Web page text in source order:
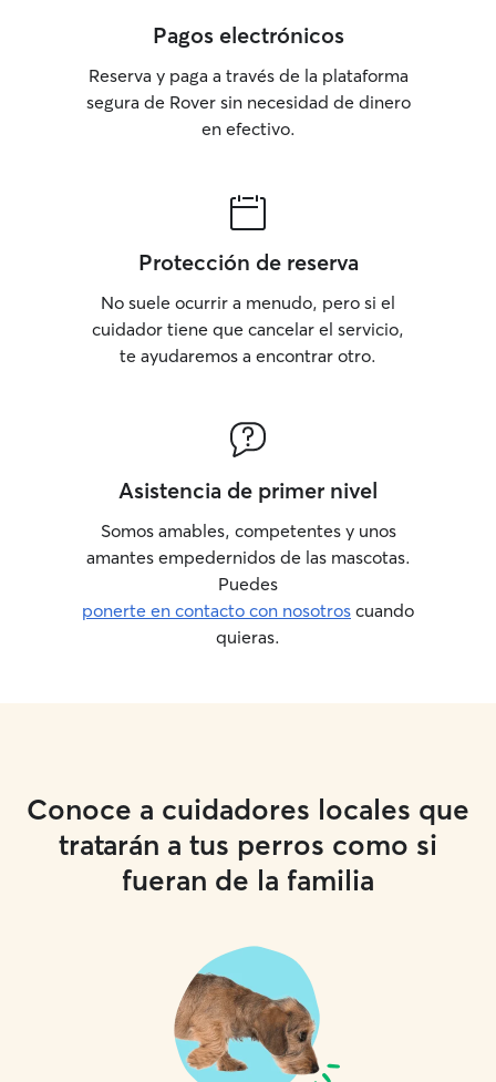
Pagos electrónicos
Reserva y paga a través de la plataforma
segura de Rover sin necesidad de dinero
en efectivo.
Protección de reserva
No suele ocurrir a menudo, pero si el
cuidador tiene que cancelar el servicio,
te ayudaremos a encontrar otro.
Asistencia de primer nivel
Somos amables, competentes y unos
amantes empedernidos de las mascotas.
Puedes
ponerte en contacto con nosotros cuando
quieras.
Conoce a cuidadores locales que
tratarán a tus perros como si
fueran de la familia